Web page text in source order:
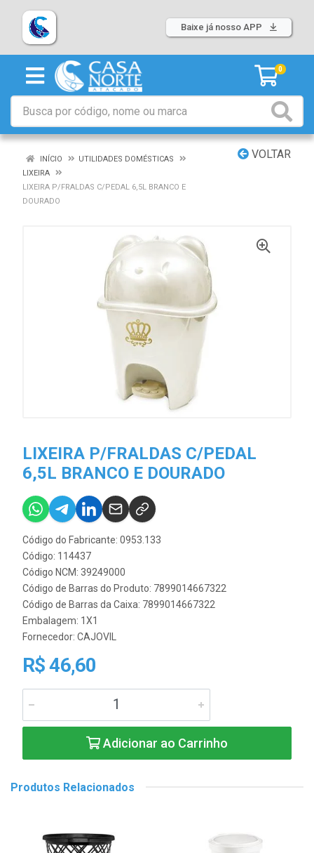
Baixe já nosso APP
0
VOLTAR
INÍCIO
UTILIDADES DOMÉSTICAS
LIXEIRA
LIXEIRA P/FRALDAS C/PEDAL 6,5L BRANCO E
DOURADO
LIXEIRA P/FRALDAS C/PEDAL
6,5L BRANCO E DOURADO
Código do Fabricante: 0953.133
Código: 114437
Código NCM: 39249000
Código de Barras do Produto: 7899014667322
Código de Barras da Caixa: 7899014667322
Embalagem: 1X1
Fornecedor: CAJOVIL
R$ 46,60
Adicionar ao Carrinho
Produtos Relacionados